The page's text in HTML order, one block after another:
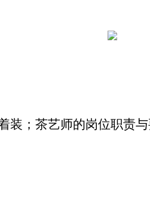
；茶艺师的岗位职责与